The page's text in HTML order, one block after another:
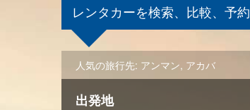
レンタカーを検索、比較、予約
人気の旅行先: アンマン, アカバ
出発地